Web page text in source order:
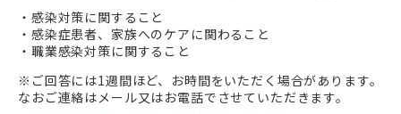
・感染対策に関すること
・感染症患者、家族へのケアに関わること
・職業感染対策に関すること
※ご回答には1週間ほど、お時間をいただく場合があります。
なおご連絡はメール又はお電話でさせていただきます。